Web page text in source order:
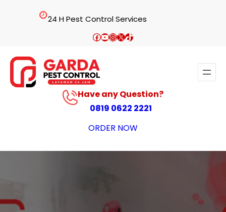
24 H Pest Control Services
Facebook
YouTube
Instagram
X TikTok
Have any Question?
0819 0622 2221
ORDER NOW